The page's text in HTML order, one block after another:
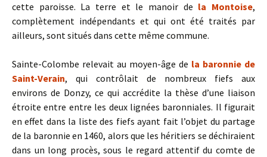
cette paroisse. La terre et le manoir de la Montoise,
complètement indépendants et qui ont été traités par
ailleurs, sont situés dans cette même commune.
Sainte-Colombe relevait au moyen-âge de la baronnie de
Saint-Verain, qui contrôlait de nombreux fiefs aux
environs de Donzy, ce qui accrédite la thèse d’une liaison
étroite entre entre les deux lignées baronniales. Il figurait
en effet dans la liste des fiefs ayant fait l’objet du partage
de la baronnie en 1460, alors que les héritiers se déchiraient
dans un long procès, sous le regard attentif du comte de